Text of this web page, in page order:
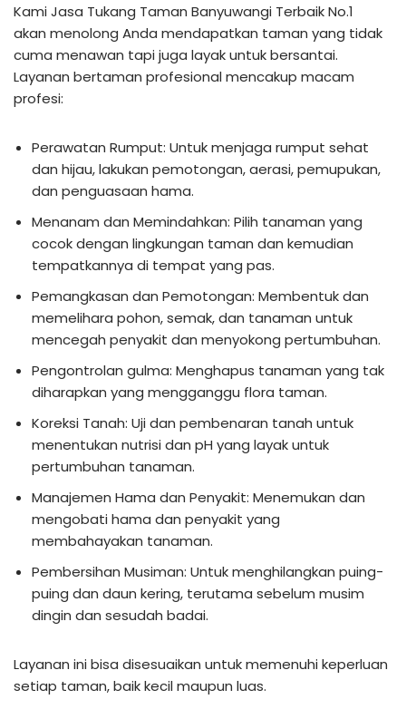
Kami Jasa Tukang Taman Banyuwangi Terbaik No.1
akan menolong Anda mendapatkan taman yang tidak
cuma menawan tapi juga layak untuk bersantai.
Layanan bertaman profesional mencakup macam
profesi:
Perawatan Rumput: Untuk menjaga rumput sehat
dan hijau, lakukan pemotongan, aerasi, pemupukan,
dan penguasaan hama.
Menanam dan Memindahkan: Pilih tanaman yang
cocok dengan lingkungan taman dan kemudian
tempatkannya di tempat yang pas.
Pemangkasan dan Pemotongan: Membentuk dan
memelihara pohon, semak, dan tanaman untuk
mencegah penyakit dan menyokong pertumbuhan.
Pengontrolan gulma: Menghapus tanaman yang tak
diharapkan yang mengganggu flora taman.
Koreksi Tanah: Uji dan pembenaran tanah untuk
menentukan nutrisi dan pH yang layak untuk
pertumbuhan tanaman.
Manajemen Hama dan Penyakit: Menemukan dan
mengobati hama dan penyakit yang
membahayakan tanaman.
Pembersihan Musiman: Untuk menghilangkan puing-
puing dan daun kering, terutama sebelum musim
dingin dan sesudah badai.
Layanan ini bisa disesuaikan untuk memenuhi keperluan
setiap taman, baik kecil maupun luas.